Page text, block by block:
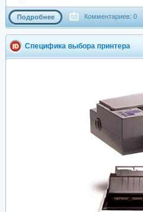
Подробнее Комментариев: 0
Специфика выбора принтера